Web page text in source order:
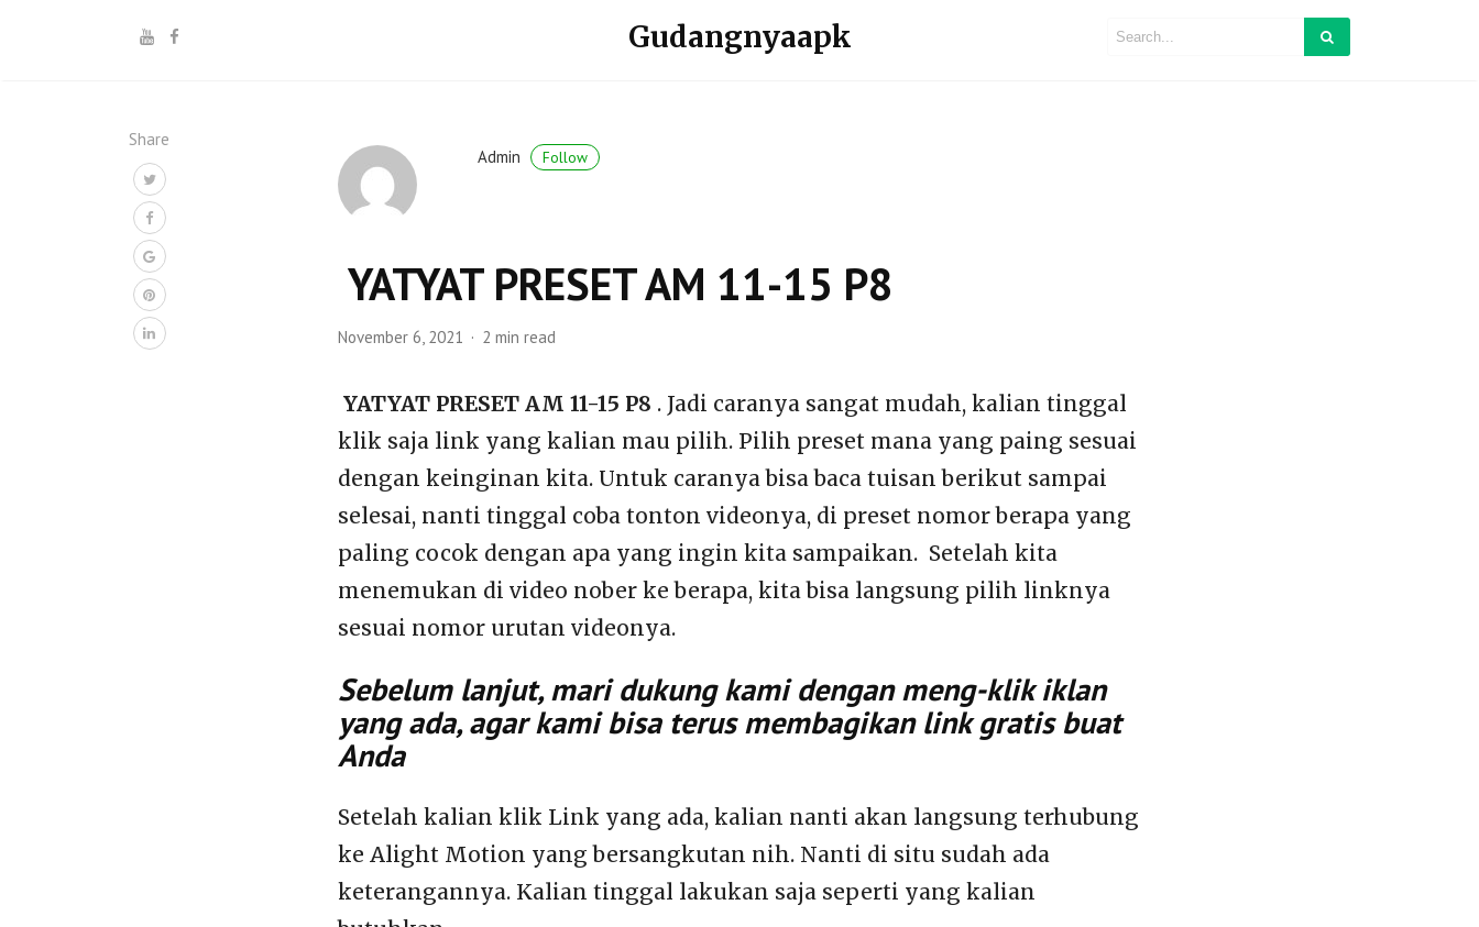
Gudangnyaapk
Share
Admin
Follow
YATYAT PRESET AM 11-15 P8
November 6, 2021 2 min read
YATYAT PRESET AM 11-15 P8 . Jadi caranya sangat mudah, kalian tinggal
klik saja link yang kalian mau pilih. Pilih preset mana yang paing sesuai
dengan keinginan kita. Untuk caranya bisa baca tuisan berikut sampai
selesai, nanti tinggal coba tonton videonya, di preset nomor berapa yang
paling cocok dengan apa yang ingin kita sampaikan. Setelah kita
menemukan di video nober ke berapa, kita bisa langsung pilih linknya
sesuai nomor urutan videonya.
Sebelum lanjut, mari dukung kami dengan meng-klik iklan
yang ada, agar kami bisa terus membagikan link gratis buat
Anda
Setelah kalian klik Link yang ada, kalian nanti akan langsung terhubung
ke Alight Motion yang bersangkutan nih. Nanti di situ sudah ada
keterangannya. Kalian tinggal lakukan saja seperti yang kalian